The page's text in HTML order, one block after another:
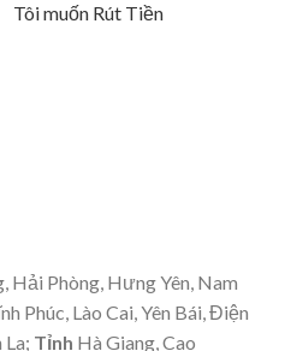
Tôi muốn Rút Tiền
Phòng, Hưng Yên, Nam
Phúc, Lào Cai, Yên Bái, Điện
La; Tỉnh Hà Giang, Cao